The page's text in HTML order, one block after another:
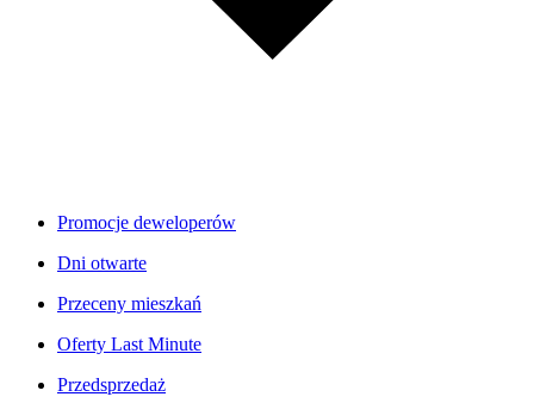
Promocje deweloperów
Dni otwarte
Przeceny mieszkań
Oferty Last Minute
Przedsprzedaż